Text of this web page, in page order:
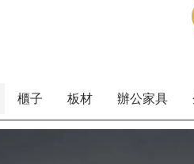
櫃子 板材 辦公家具